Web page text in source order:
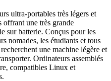
ultra-portables très légers et
offrant une très grande
sur batterie. Conçus pour les
nomades, les étudiants et tous
une machine légère et
Ordinateurs assemblés
compatibles Linux et